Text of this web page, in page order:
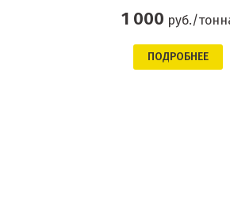
1 000 руб./
ПОДРОБНЕЕ